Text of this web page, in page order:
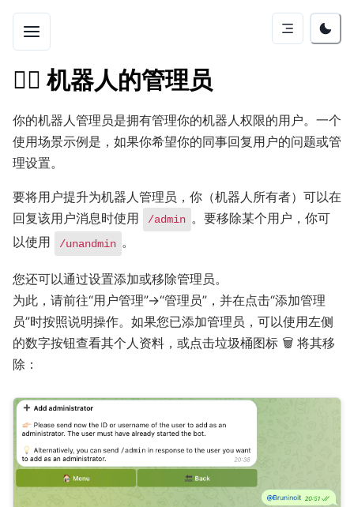
👮‍♂️ 机器人的管理员
你的机器人管理员是拥有管理你的机器人权限的用户。一个
使用场景示例是，如果你希望你的同事回复用户的问题或管
理设置。
要将用户提升为机器人管理员，你（机器人所有者）可以在
回复该用户消息时使用
/admin 。要移除某个用户，你可
以使用
/unandmin 。
您还可以通过设置添加或移除管理员。
为此，请前往“用户管理”->“管理员”，并在点击“添加管理
员”时按照说明操作。如果您已添加管理员，可以使用左侧
的数字按钮查看其个人资料，或点击垃圾桶图标 🗑️ 将其移
除：